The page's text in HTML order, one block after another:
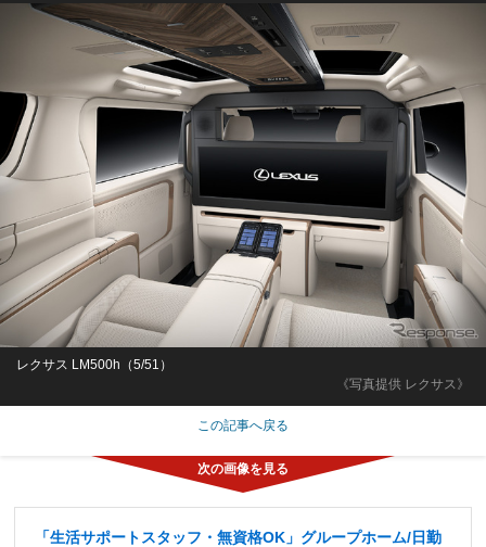
《写真提供 レクサス》
レクサス LM500h（5/51）
この記事へ戻る
「生活サポートスタッフ・無資格OK」グループホーム/日勤